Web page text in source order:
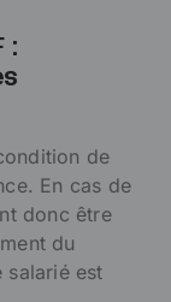
:
de
En cas de
donc être
du
salarié est